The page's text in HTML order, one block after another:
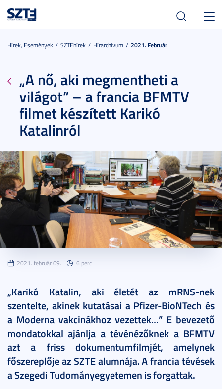
Hírek, Események SZTEhírek Hírarchívum 2021. Február
„A nő, aki megmentheti a
világot” – a francia BFMTV
filmet készített Karikó
Katalinról
2021. február 09. 6 perc
„Karikó Katalin, aki életét az mRNS-nek
szentelte, akinek kutatásai a Pfizer-BioNTech és
a Moderna vakcinákhoz vezettek…” E bevezető
mondatokkal ajánlja a tévénézőknek a BFMTV
azt a friss dokumentumfilmjét, amelynek
főszereplője az SZTE alumnája. A francia tévések
a Szegedi Tudományegyetemen is forgattak.